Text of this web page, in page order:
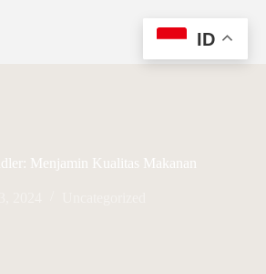
Menjamin Kualitas Makanan
ID